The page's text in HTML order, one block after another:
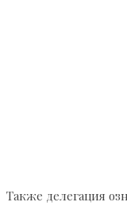
Также делегация